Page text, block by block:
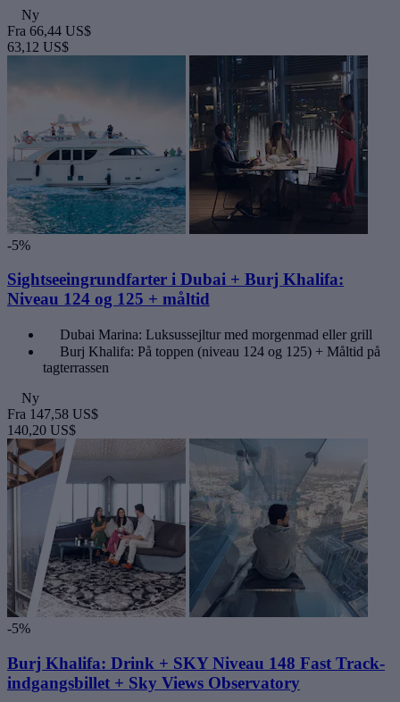
Ny
Fra 66,44 US$
63,12 US$
-5%
Sightseeingrundfarter i Dubai + Burj Khalifa:
Niveau 124 og 125 + måltid
Dubai Marina: Luksussejltur med morgenmad eller grill
Burj Khalifa: På toppen (niveau 124 og 125) + Måltid på
tagterrassen
Ny
Fra 147,58 US$
140,20 US$
-5%
Burj Khalifa: Drink + SKY Niveau 148 Fast Track-
indgangsbillet + Sky Views Observatory